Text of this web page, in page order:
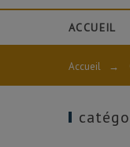
ACCUEIL
Accueil →